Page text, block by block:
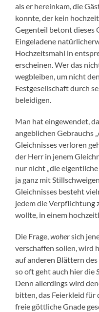
als er hereinkam, die
konnte, der kein
Gegenteil betont dieses
Eingeladene
Hochzeitsmahl in
erscheinen. Wer das
wegbleiben, um nicht
Festgesellschaft durch
beleidigen.
Man hat eingewendet,
angeblichen Gebrauchs
Gleichnisses verloren
der Herr in jenem
nur nicht „die
ja ganz mit
Gleichnisses besteht
jedem die Verpflichtung
wollte, in einem
Die Frage,wohersich
verschaffen sollen, wird
auf anderen Blättern
so oft geht auch hier die
Denn allerdings wird
bitten, das Feierkleid für
freie göttliche Gnade